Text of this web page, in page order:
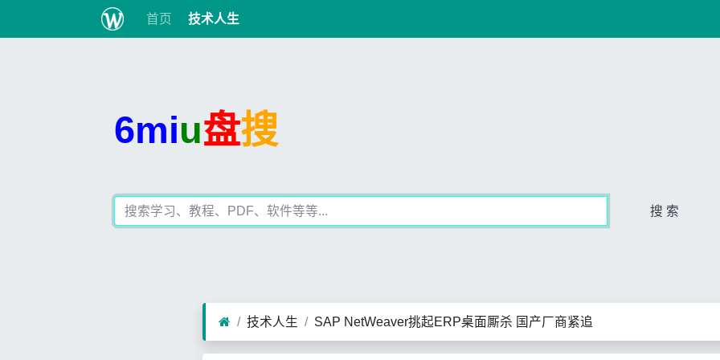
首页 技术人生
6miu盘搜
搜 索
技术人生 SAP NetWeaver挑起ERP桌面厮杀 国产厂商紧追